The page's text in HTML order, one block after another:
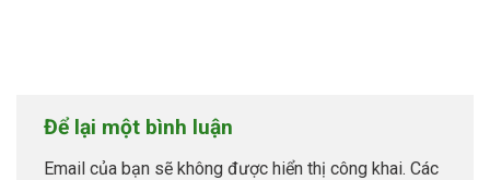
Để lại một bình luận
Email của bạn sẽ không được hiển thị công khai. Các